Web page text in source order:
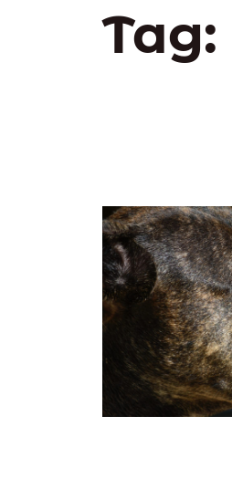
Tag: